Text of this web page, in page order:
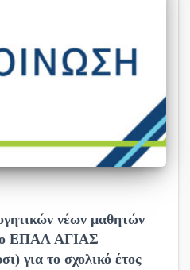
νέων μαθητών
ΕΠΑΛ ΑΓΙΑΣ
για το σχολικό έτος